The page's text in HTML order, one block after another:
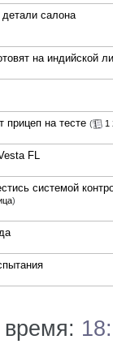
салона
на индийской
прицеп на тесте ( 1
FL
системой
)